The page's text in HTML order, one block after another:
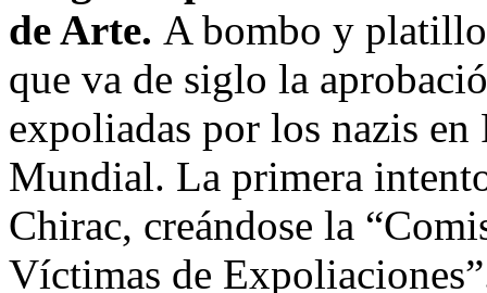
de Arte. A bombo y platillo
que va de siglo la
expoliadas por los nazis
Mundial. La primera
Chirac, creándose la
Víctimas de